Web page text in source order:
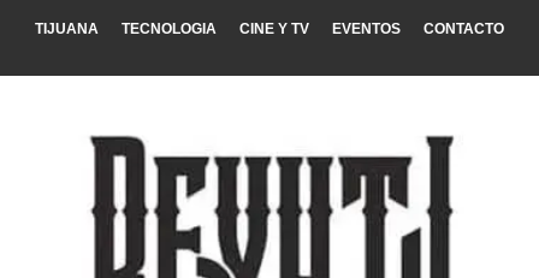
TIJUANA TECNOLOGIA CINE Y TV EVENTOS CONTACTO